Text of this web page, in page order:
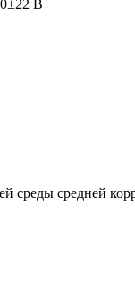
В
среды средней